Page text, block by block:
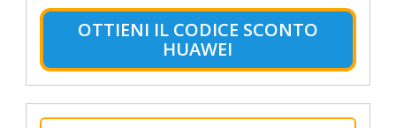
OTTIENI IL CODICE SCONTO
HUAWEI